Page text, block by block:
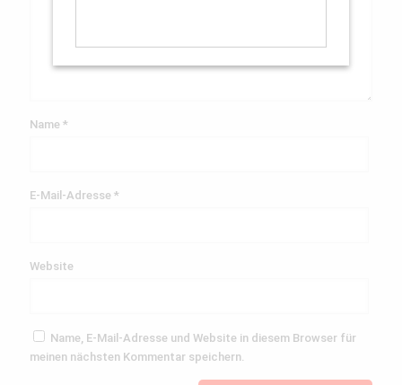
Name *
E-Mail-Adresse *
Website
Name, E-Mail-Adresse und Website in diesem Browser für
meinen nächsten Kommentar speichern.